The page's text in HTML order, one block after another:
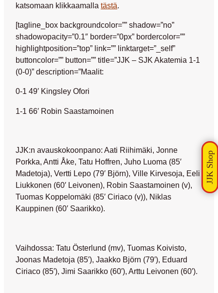
katsomaan klikkaamalla tästä
[tagline_box backgroundcolor=”” shadow=”no”
shadowopacity=”0.1″ border=”0px” bordercolor=””
highlightposition=”top” link=”” linktarget=”_self”
buttoncolor=”” button=”” title=”JJK – SJK Akatemia 1-1
(0-0)” description=”Maalit:
0-1 49′ Kingsley Ofori
1-1 66′ Robin Saastamoinen
JJK:n avauskokoonpano: Aati Riihimäki, Jonne
Porkka, Antti Åke, Tatu Hoffren, Juho Luoma (85′
Madetoja), Vertti Lepo (79′ Björn), Ville Kirvesoja, Eeli
Liukkonen (60′ Leivonen), Robin Saastamoinen (v),
Tuomas Koppelomäki (85′ Ciriaco (v)), Niklas
Kauppinen (60′ Saarikko).
Vaihdossa: Tatu Österlund (mv), Tuomas Koivisto,
Joonas Madetoja (85′), Jaakko Björn (79′), Eduard
Ciriaco (85′), Jimi Saarikko (60′), Arttu Leivonen (60′).